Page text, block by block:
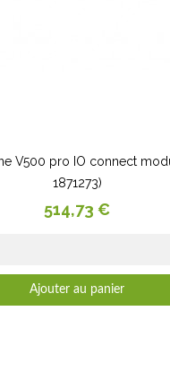
V500 pro IO connect
1871273)
Prix
514,73 €
Ajouter au panier